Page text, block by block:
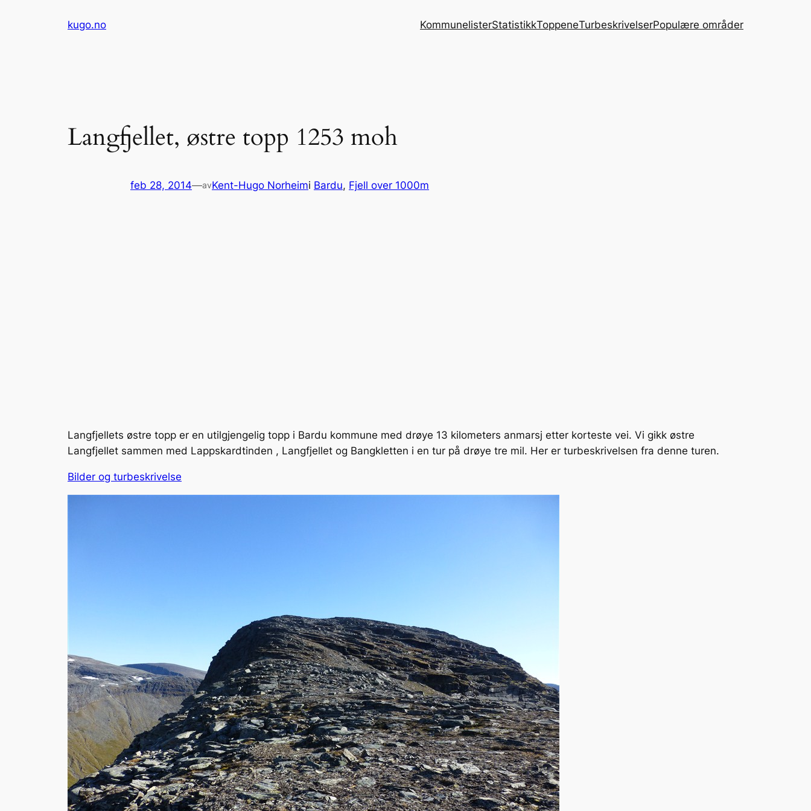
kugo.no KommunelisterStatistikkToppeneTurbeskrivelserPopulære områder
Langfjellet, østre topp 1253 moh
feb 28, 2014—avKent-Hugo Norheimi Bardu, Fjell over 1000m
Langfjellets østre topp er en utilgjengelig topp i Bardu kommune med drøye 13 kilometers anmarsj etter korteste vei. Vi gikk østre
Langfjellet sammen med Lappskardtinden , Langfjellet og Bangkletten i en tur på drøye tre mil. Her er turbeskrivelsen fra denne turen.
Bilder og turbeskrivelse